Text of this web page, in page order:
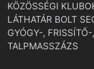
KÖZÖSSÉGI
LÁTHATÁR BOLT
GYÓGY-,
TALPMASSZÁZS